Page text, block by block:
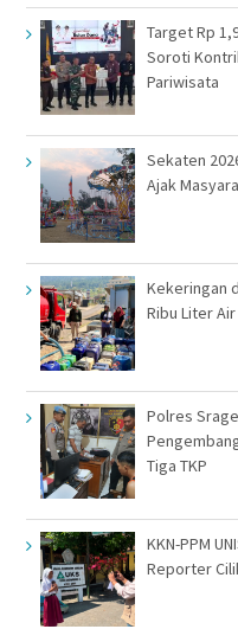
Target Rp
Soroti
Pariwisata
Sekaten
Ajak
Kekeringan
Ribu Liter
Polres
Tiga TKP
KKN-PPM
Reporter